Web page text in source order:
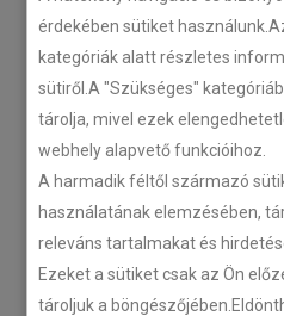
érdekében sütiket
kategóriák alatt részletes
sütiről.A "Szükséges"
tárolja, mivel ezek
webhely alapvető funkcióihoz.
A harmadik féltől származó
használatának elemzésében,
releváns tartalmakat és
Ezeket a sütiket csak az Ön
tároljuk a